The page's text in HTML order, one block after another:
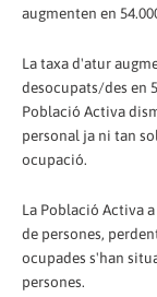
augmenten en
La taxa d'atur
desocupats/des en
Població Activa
personal ja ni tan
ocupació.
La Població Activa
de persones,
ocupades s'han
persones.